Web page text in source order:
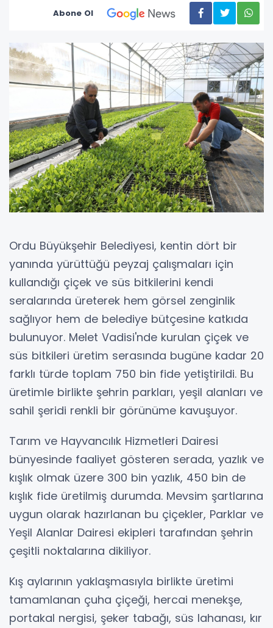
Abone Ol
Ordu Büyükşehir Belediyesi, kentin dört bir
yanında yürüttüğü peyzaj çalışmaları için
kullandığı çiçek ve süs bitkilerini kendi
seralarında üreterek hem görsel zenginlik
sağlıyor hem de belediye bütçesine katkıda
bulunuyor. Melet Vadisi'nde kurulan çiçek ve
süs bitkileri üretim serasında bugüne kadar 20
farklı türde toplam 750 bin fide yetiştirildi. Bu
üretimle birlikte şehrin parkları, yeşil alanları ve
sahil şeridi renkli bir görünüme kavuşuyor.
Tarım ve Hayvancılık Hizmetleri Dairesi
bünyesinde faaliyet gösteren serada, yazlık ve
kışlık olmak üzere 300 bin yazlık, 450 bin de
kışlık fide üretilmiş durumda. Mevsim şartlarına
uygun olarak hazırlanan bu çiçekler, Parklar ve
Yeşil Alanlar Dairesi ekipleri tarafından şehrin
çeşitli noktalarına dikiliyor.
Kış aylarının yaklaşmasıyla birlikte üretimi
tamamlanan çuha çiçeği, hercai menekşe,
portakal nergisi, şeker tabağı, süs lahanası, kır